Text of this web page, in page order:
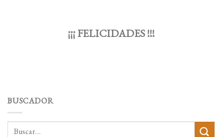
¡¡¡ FELICIDADES !!!
BUSCADOR